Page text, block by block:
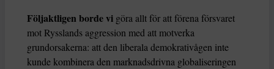
Följaktligen borde vi göra allt för att förena försvaret
mot Rysslands aggression med att motverka
grundorsakerna: att den liberala demokrativågen inte
kunde kombinera den marknadsdrivna globaliseringen